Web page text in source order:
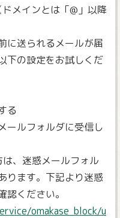
メインとは「@」以降
に送られるメールが届
下の設定をお試しくだ
る
ールフォルダに受信し
、迷惑メールフォル
ります。下記より迷惑
ください。
omakase_block/u